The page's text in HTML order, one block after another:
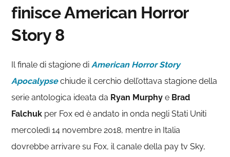
finisce American Horror
Story 8
Il finale di stagione diAmerican Horror Story
Apocalypsechiude il cerchio dell’ottava stagione della
serie antologica ideata da Ryan Murphye Brad
Falchuk per Fox ed è andato in onda negli Stati Uniti
mercoledì 14 novembre 2018, mentre in Italia
dovrebbe arrivare su Fox, il canale della pay tv Sky,